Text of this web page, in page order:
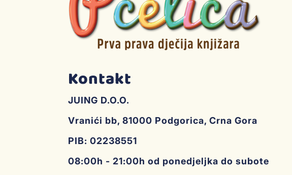
Kontakt
JUING D.O.O.
Vranići bb, 81000 Podgorica, Crna Gora
PIB: 02238551
08:00h - 21:00h od ponedjeljka do subote